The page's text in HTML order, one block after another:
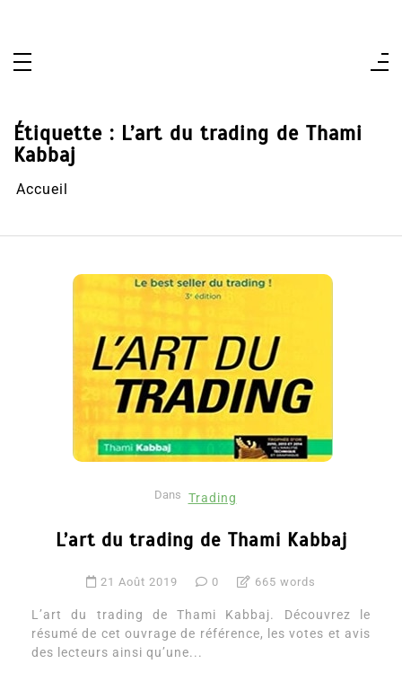
Étiquette : L’art du trading de Thami
Kabbaj
Accueil
Dans Trading
L’art du trading de Thami Kabbaj
21 Août 2019 0 665 words
L’art du trading de Thami Kabbaj. Découvrez le
résumé de cet ouvrage de référence, les votes et avis
des lecteurs ainsi qu’une...